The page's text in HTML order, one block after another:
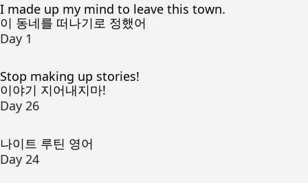
I made up my mind to leave this town.
이 동네를 떠나기로 정했어
Day 1
Stop making up stories!
이야기 지어내지마!
Day 26
나이트 루틴 영어
Day 24